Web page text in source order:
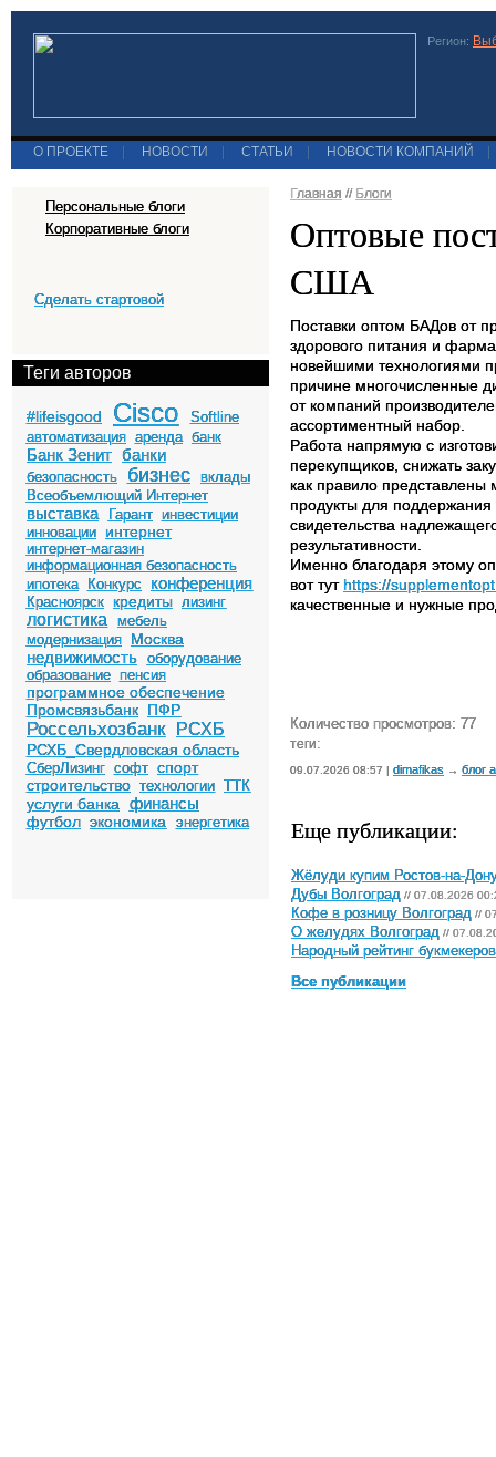
Регион:
О ПРОЕКТЕ НОВОСТИ СТАТЬИ НОВОСТИ КОМПАНИЙ
Персональные блоги
Корпоративные блоги
Сделать стартовой
Теги авторов
#lifeisgood Cisco
Softline
автоматизация аренда банк
Банк Зенит банки
безопасность бизнес
вклады
Всеобъемлющий Интернет
выставка Гарант инвестиции
инновации
интернет
интернет-магазин
информационная безопасность
ипотека
Конкурс конференция
Красноярск кредиты лизинг
логистика
мебель
модернизация
Москва
недвижимость оборудование
образование пенсия
программное обеспечение
Промсвязьбанк ПФР
Россельхозбанк РСХБ
РСХБ_Свердловская область
СберЛизинг софт спорт
строительство технологии ТТК
услуги банка финансы
футбол экономика энергетика
Главная // Блоги
Оптовые
США
Поставки оптом БАДов от
здорового питания и
новейшими технологиями
причине многочисленные
от компаний
ассортиментный набор.
Работа напрямую с
перекупщиков, снижать
как правило
продукты для
свидетельства
результативности.
Именно благодаря этому
вот тут https://
качественные и нужные
Количество просмотров: 77
теги:
09.07.2026 08:57 | dimafikas → блог
Еще публикации:
Жёлуди купим Ростов-на-
Дубы Волгоград // 07.08.2026
Кофе в розницу Волгоград //
О желудях Волгоград //
Народный рейтинг
Все публикации